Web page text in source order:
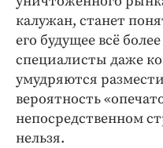
калужан, станет
его будущее всё
специалисты даже
умудряются
вероятность
непосредственном
нельзя.